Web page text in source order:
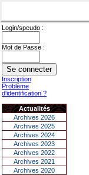
Login/speudo :
Mot de Passe :
Inscription
Problème
d'identification ?
Actualités
Archives 2026
Archives 2025
Archives 2024
Archives 2023
Archives 2022
Archives 2021
Archives 2020